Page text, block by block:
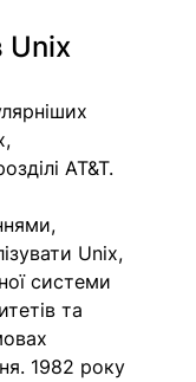
Unix
AT&T.
Unix,
системи
та
1982 року